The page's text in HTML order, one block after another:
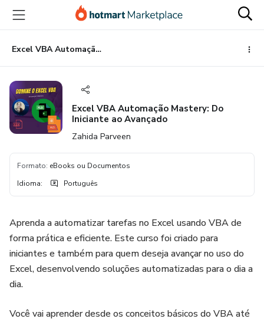
para
conteúdo
principal
para
pagamento
para
rodapé
Excel VBA Automação Mastery: Do Iniciante ao Avançado
Excel VBA Automação Mastery: Do
Iniciante ao Avançado
Zahida Parveen
Formato: eBooks ou Documentos
Idioma: Português
Aprenda a automatizar tarefas no Excel usando VBA de
forma prática e eficiente. Este curso foi criado para
iniciantes e também para quem deseja avançar no uso do
Excel, desenvolvendo soluções automatizadas para o dia a
dia.
Você vai aprender desde os conceitos básicos do VBA até